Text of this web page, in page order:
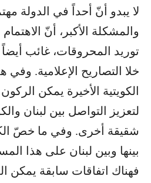
لا يبدو أنّ أحداً في الدولة
والمشكلة الأكبر، أنّ
توريد المحروقات، غائب
خلا التصاريح الإعلامية. وفي
الكويتية الأخيرة يمكن
لتعزيز التواصل بين لبنان
شقيقة أخرى. وفي ما خصّ
بينها وبين لبنان على هذا
فهناك اتفاقات سابقة يمكن